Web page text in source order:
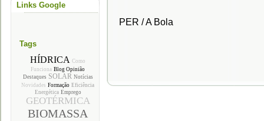
Links Google
Tags
HÍDRICA Como
Funciona Blog Opinião
Destaques SOLAR Notícias
Novidades Formação Eficiência
Energética Emprego
GEOTÉRMICA
BIOMASSA
PER / A Bola